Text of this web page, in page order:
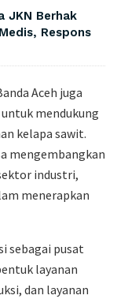
JKN Berhak
Respons
Aceh juga
mendukung
kelapa sawit.
mengembangkan
industri,
menerapkan
sebagai pusat
layanan
dan layanan